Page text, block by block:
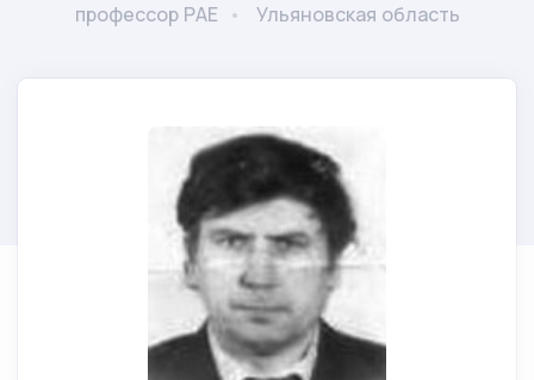
профессор РАЕ Ульяновская область